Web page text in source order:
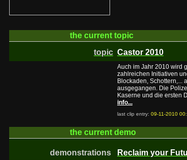
the current topic
topic Castor 2010
Auch im Jahr 2010 wird
zahlreichen Initiativen
Blockaden, Schottern,...
ausgegangen. Die
Kaserne und die ersten
info...
last clip entry: 09-11-2010
the current demo
demonstrations Reclaim your